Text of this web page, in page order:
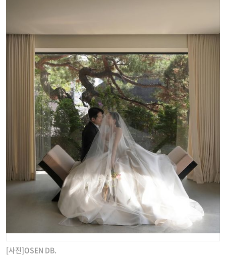
[사진]OSEN DB.